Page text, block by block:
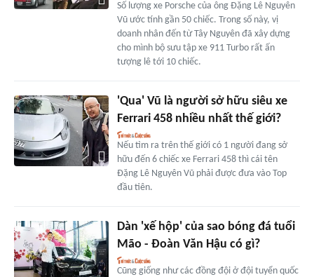
Số lượng xe Porsche của ông Đặng Lê Nguyên
Vũ ước tính gần 50 chiếc. Trong số này, vị
doanh nhân đến từ Tây Nguyên đã xây dựng
cho mình bộ sưu tập xe 911 Turbo rất ấn
tượng lê tới 10 chiếc.
'Qua' Vũ là người sở hữu siêu xe
Ferrari 458 nhiều nhất thế giới?
Nếu tìm ra trên thế giới có 1 người đang sở
hữu đến 6 chiếc xe Ferrari 458 thì cái tên
Đặng Lê Nguyên Vũ phải được đưa vào Top
đầu tiên.
Dàn 'xế hộp' của sao bóng đá tuổi
Mão - Đoàn Văn Hậu có gì?
Cũng giống như các đồng đội ở đội tuyển quốc